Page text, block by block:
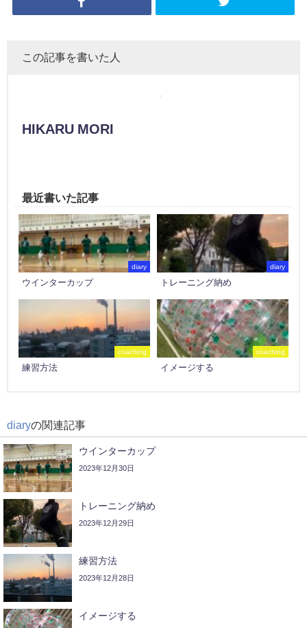
この記事を書いた人
HIKARU MORI
最近書いた記事
diary
ウインターカップ
diary
トレーニング納め
coaching
練習方法
coaching
イメージする
diaryの関連記事
ウインターカップ
2023年12月30日
トレーニング納め
2023年12月29日
練習方法
2023年12月28日
イメージする